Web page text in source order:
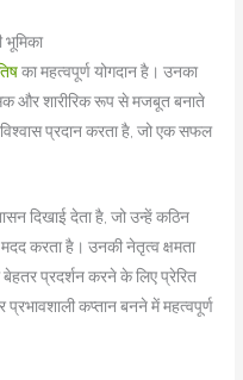
भूमिका
का महत्वपूर्ण योगदान है। उनका
और शारीरिक रूप से मजबूत बनाते
प्रदान करता है, जो एक सफल
दिखाई देता है, जो उन्हें कठिन
मदद करता है। उनकी नेतृत्व क्षमता
प्रदर्शन करने के लिए प्रेरित
कप्तान बनने में महत्वपूर्ण